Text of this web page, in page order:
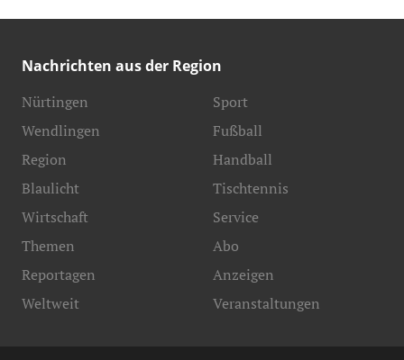
Nachrichten aus der Region
Nürtingen
Wendlingen
Region
Blaulicht
Sport
Fußball
Handball
Tischtennis
Wirtschaft
Themen
Reportagen
Weltweit
Service
Abo
Anzeigen
Veranstaltungen